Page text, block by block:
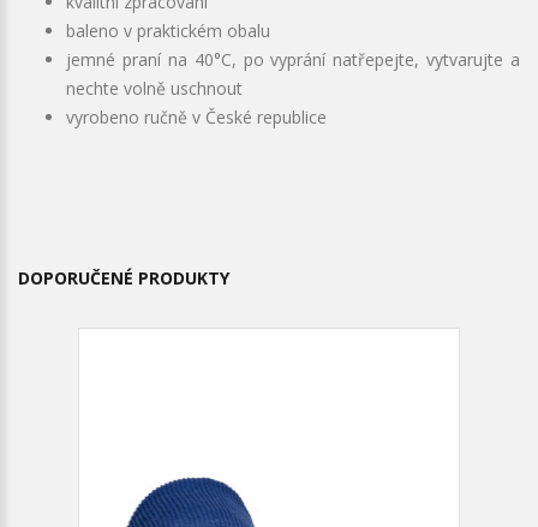
baleno v praktickém obalu
jemné praní na 40°C, po vyprání natřepejte, vytvarujte a
nechte volně uschnout
vyrobeno ručně v České republice
DOPORUČENÉ PRODUKTY